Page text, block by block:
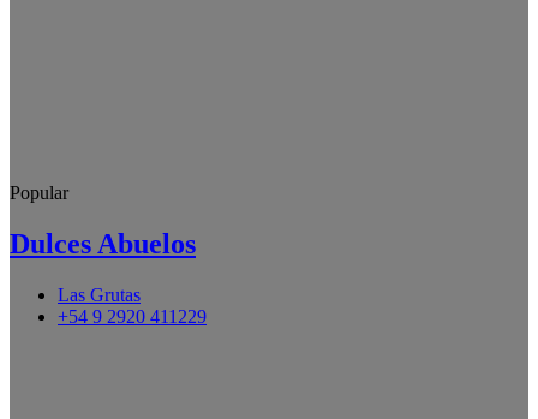
Popular
Dulces Abuelos
Las Grutas
+54 9 2920 411229